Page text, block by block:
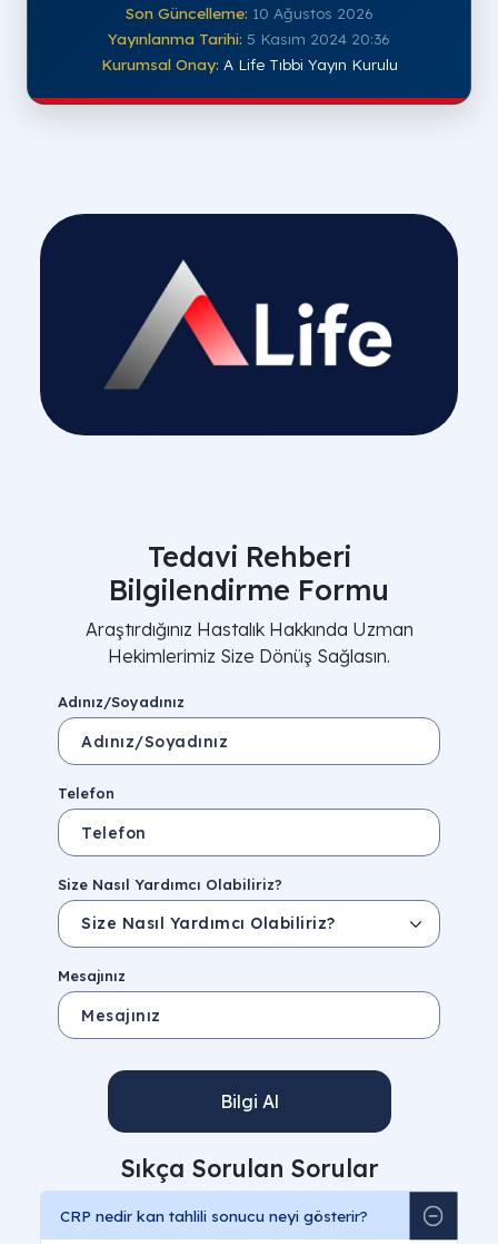
Son Güncelleme: 10 Ağustos 2026
Yayınlanma Tarihi: 5 Kasım 2024 20:36
Kurumsal Onay: A Life Tıbbi Yayın Kurulu
Tedavi Rehberi
Bilgilendirme Formu
Araştırdığınız Hastalık Hakkında Uzman
Hekimlerimiz Size Dönüş Sağlasın.
Adınız/Soyadınız
Telefon
Size Nasıl Yardımcı Olabiliriz?
Mesajınız
Bilgi Al